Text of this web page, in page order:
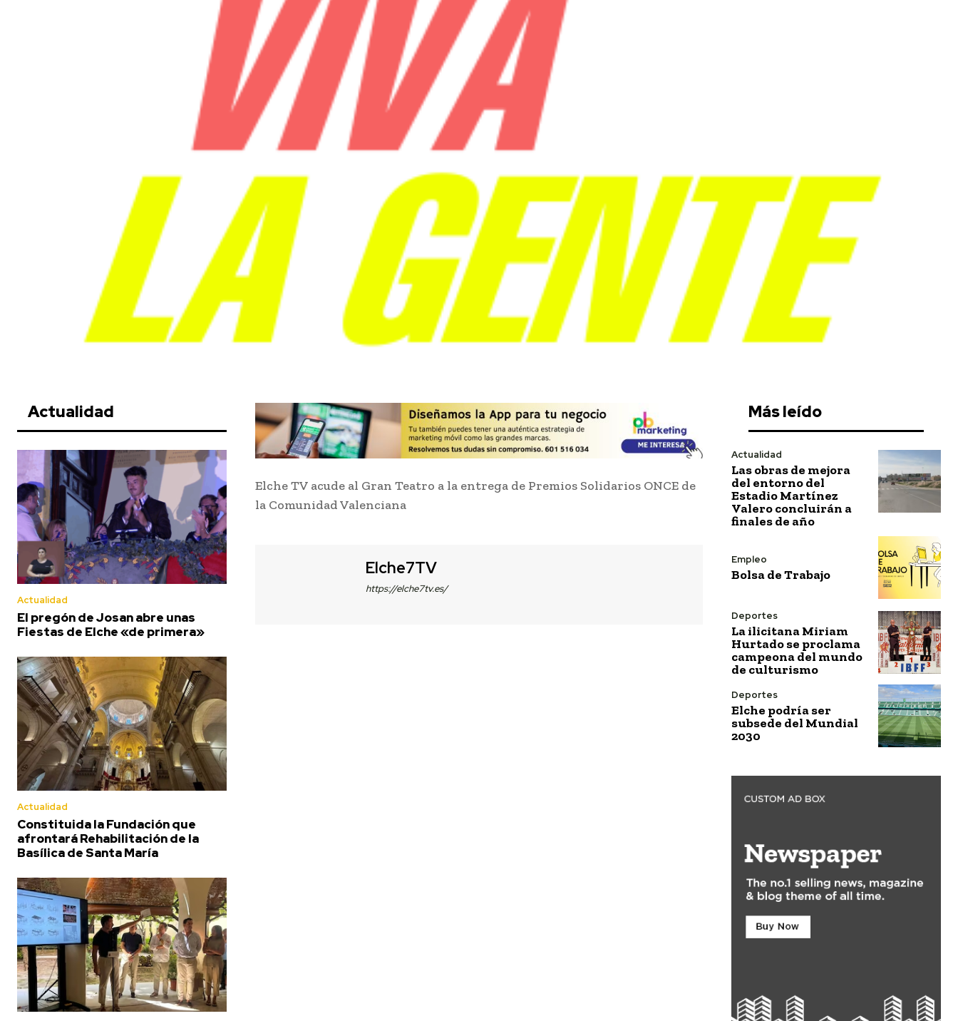
Actualidad
Actualidad
El pregón de Josan abre unas
Fiestas de Elche «de primera»
Actualidad
Constituida la Fundación que
afrontará Rehabilitación de la
Basílica de Santa María
Elche TV acude al Gran Teatro a la entrega de Premios Solidarios ONCE de
la Comunidad Valenciana
Elche7TV
https://elche7tv.es/
Más leído
Actualidad
Las obras de mejora
del entorno del
Estadio Martínez
Valero concluirán a
finales de año
Empleo
Bolsa de Trabajo
Deportes
La ilicitana Miriam
Hurtado se proclama
campeona del mundo
de culturismo
Deportes
Elche podría ser
subsede del Mundial
2030